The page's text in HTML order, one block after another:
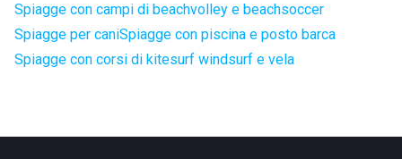
Spiagge con campi di beachvolley e beachsoccer
Spiagge per caniSpiagge con piscina e posto barca
Spiagge con corsi di kitesurf windsurf e vela